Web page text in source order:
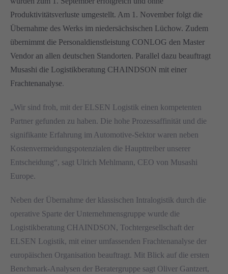
Produktivitätsverluste umgestellt. Am 1. November folgt die
Übernahme des Werks im niedersächsischen Lüchow. Zudem
übernimmt die Personaldienstleistung CONLOG den Master
Vendor an allen deutschen Standorten. Parallel dazu beauftragt
Musashi die Logistikberatung CHAINDSON mit einer
Frachtenanalyse.
„Wir sind froh, mit der ELSEN Logistik einen kompetenten
Partner gefunden zu haben. Die hohe Prozessaffinität und die
signifikante Erfahrung im Automotive-Sektor waren neben
Kostenvermeidungspotenzialen die Haupttreiber unserer
Entscheidung“, sagt Ulrich Mehlmann, CEO von Musashi
Europe.
Neben der Übernahme der klassischen Intralogistik durch die
operative Sparte der Unternehmensgruppe wurde die
Logistikberatung CHAINDSON, Tochtergesellschaft der
ELSEN Logistik, mit einer umfassenden Frachtenanalyse der
europäischen Organisation beauftragt. Mit Blick auf die ersten
Benchmark-Analysen der Beratergruppe sagt Oliver Gantzert,